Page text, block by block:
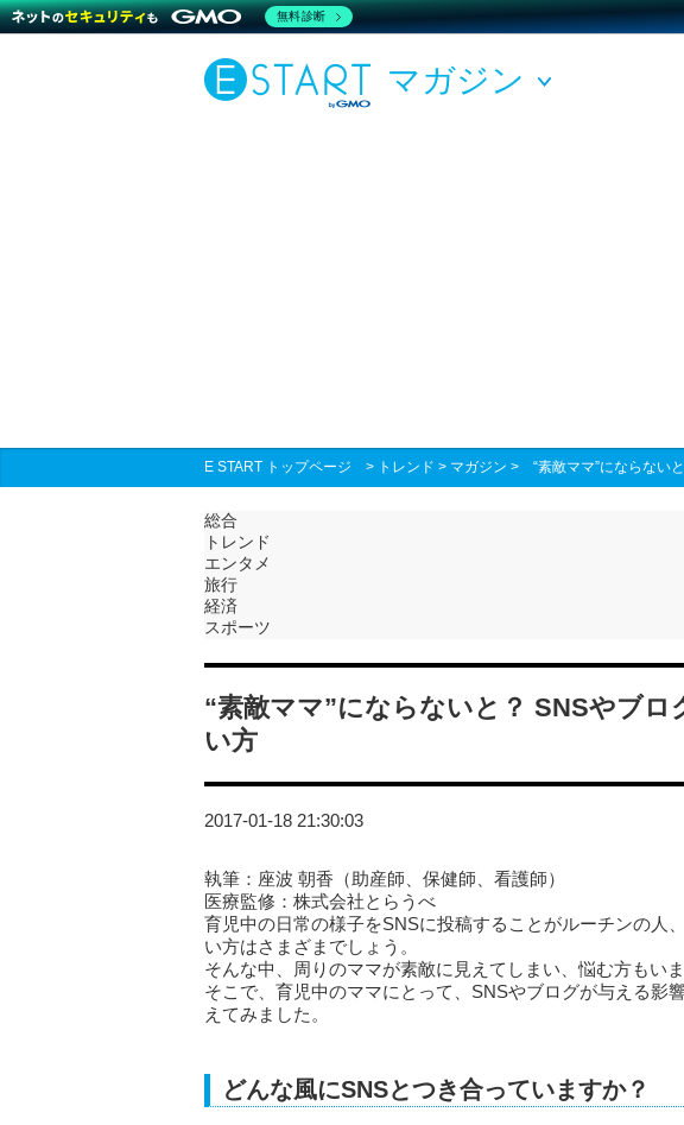
マガジン
E START トップページ > トレンド > マガジン > “素敵ママ”にならない
総合
トレンド
エンタメ
旅行
経済
スポーツ
“素敵ママ”にならないと？ SNSやブロ
い方
2017-01-18 21:30:03
執筆：座波 朝香（助産師、保健師、看護師）
医療監修：株式会社とらうべ
育児中の日常の様子をSNSに投稿することがルーチンの人
い方はさまざまでしょう。
そんな中、周りのママが素敵に見えてしまい、悩む方もいま
そこで、育児中のママにとって、SNSやブログが与える影
えてみました。
どんな風にSNSとつき合っていますか？
無料診断